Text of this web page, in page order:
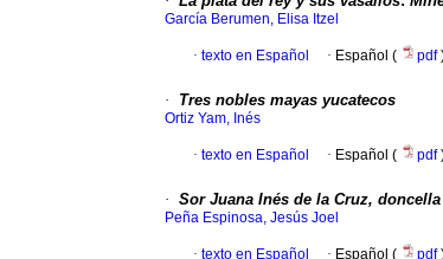
García Berumen, Elisa Itzel
· texto en Español · Español ( pdf
· Tres nobles mayas yucatecos
Ortiz Yam, Inés
· texto en Español · Español ( pdf
· Sor Juana Inés de la Cruz,
Peña Espinosa, Jesús Joel
· texto en Español · Español ( pdf